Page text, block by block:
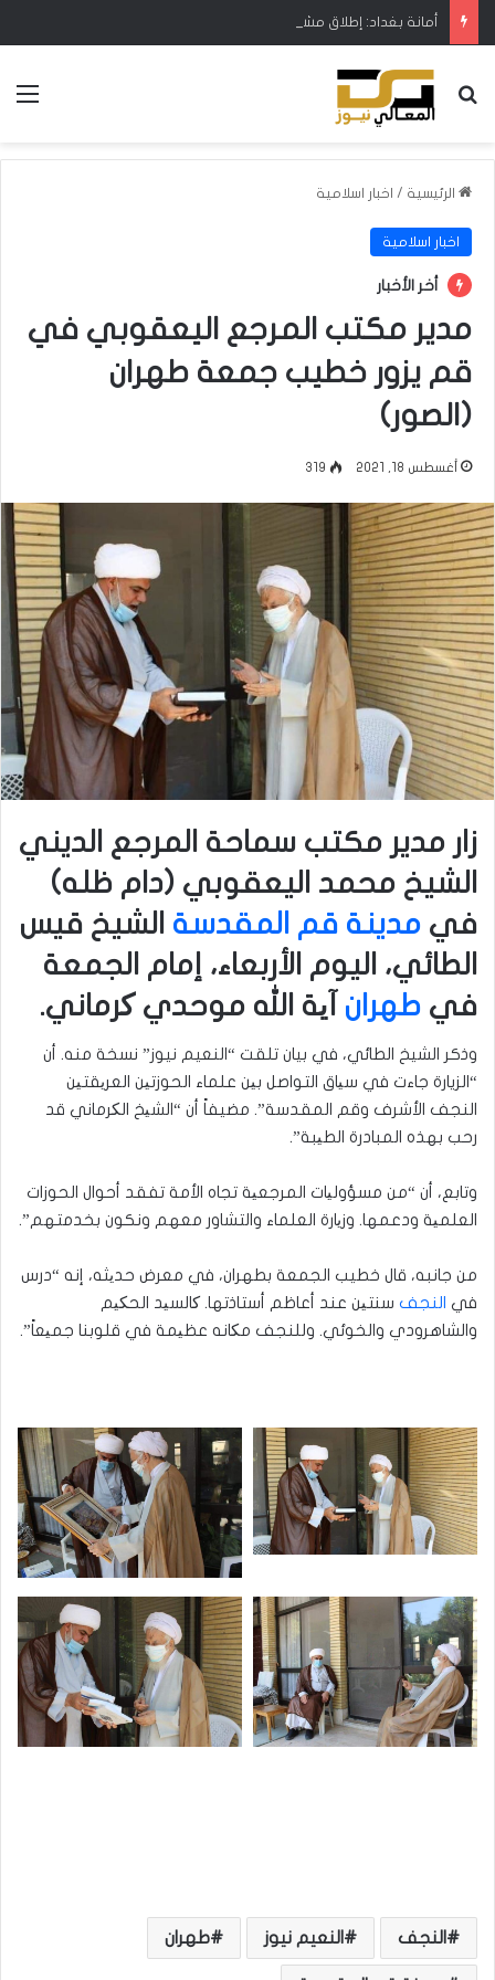
بحث عن
الرئيسية / اخبار اسلامية
اخبار اسلامية
أخر الأخبار
مدير مكتب المرجع اليعقوبي في
قم يزور خطيب جمعة طهران
(الصور)
أغسطس 18, 2021 319
زار مدير مكتب سماحة المرجع الديني
الشيخ محمد اليعقوبي (دام ظله)
في مدينة قم المقدسة الشيخ قيس
الطائي، اليوم الأربعاء، إمام الجمعة
في طهران آیة الله موحدي کرماني.
وذكر الشيخ الطائي، في بيان تلقت “النعيم نيوز” نسخة منه. أن
“الزيارة جاءت في سیاق التواصل بین علماء الحوزتین العریقتین
النجف الأشرف وقم المقدسة”. مضيفاً أن “الشیخ الکرماني قد
رحب بهذه المبادرة الطیبة”.
وتابع، أن “من مسؤولیات المرجعیة تجاه الأمة تفقد أحوال الحوزات
العلمیة ودعمها. وزیارة العلماء والتشاور معهم ونكون بخدمتهم”.
من جانبه، قال خطيب الجمعة بطهران، في معرض حدیثه، إنه “درس
في النجف سنتین عند أعاظم أستاذتها. کالسید الحکیم
والشاهرودي والخوئي. وللنجف مکانه عظیمة في قلوبنا جمیعاً”.
النجف النعيم نيوز طهران